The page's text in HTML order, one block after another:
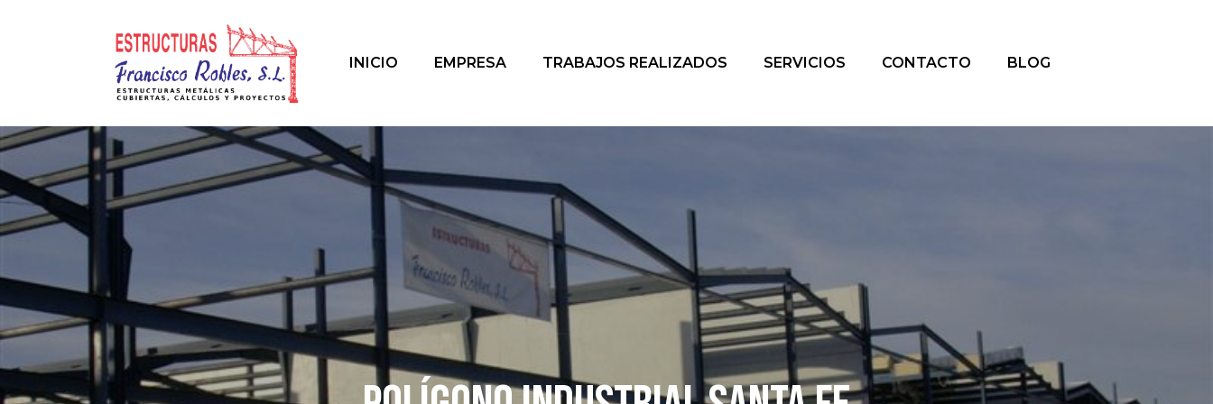
INICIO EMPRESA TRABAJOS REALIZADOS SERVICIOS CONTACTO BLOG